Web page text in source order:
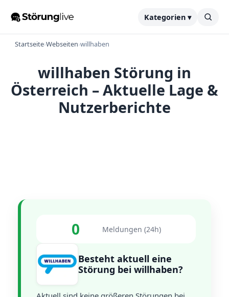
Kategorien ▾
Startseite›Webseiten›willhaben
willhaben Störung in
Österreich – Aktuelle Lage &
Nutzerberichte
0 Meldungen (24h)
Besteht aktuell eine
Störung bei willhaben?